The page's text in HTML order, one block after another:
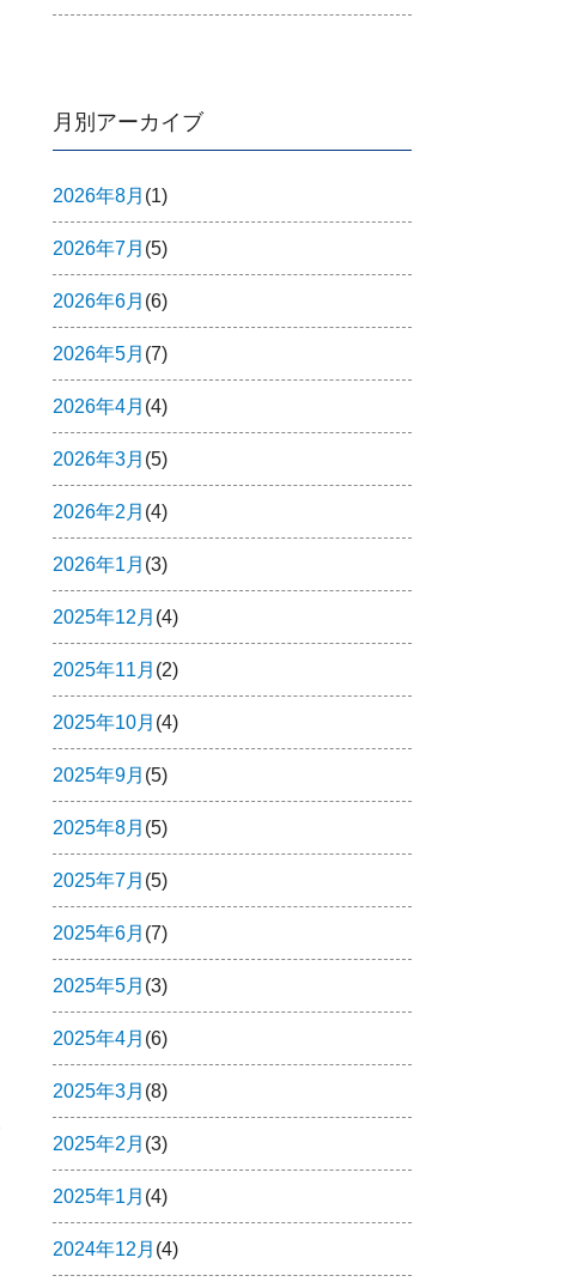
月別アーカイブ
2026年8月 (1)
2026年7月 (5)
2026年6月 (6)
2026年5月 (7)
2026年4月 (4)
2026年3月 (5)
2026年2月 (4)
2026年1月 (3)
2025年12月 (4)
2025年11月 (2)
2025年10月 (4)
2025年9月 (5)
2025年8月 (5)
2025年7月 (5)
2025年6月 (7)
2025年5月 (3)
2025年4月 (6)
2025年3月 (8)
2025年2月 (3)
2025年1月 (4)
2024年12月 (4)